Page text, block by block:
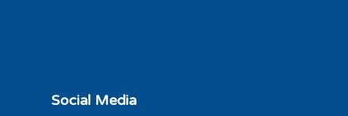
Social Media